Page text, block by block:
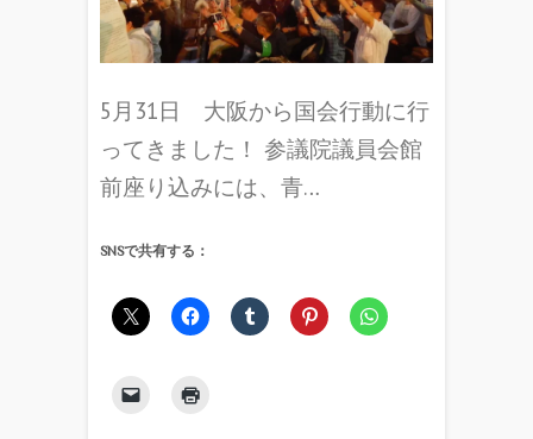
5月31日 大阪から国会行動に行
ってきました！ 参議院議員会館
前座り込みには、青…
SNSで共有する：